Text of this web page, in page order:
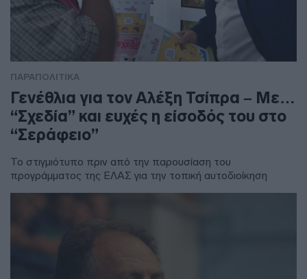
ΠΑΡΑΠΟΛΙΤΙΚΑ
Γενέθλια για τον Αλέξη Τσίπρα – Με…
“Σχεδία” και ευχές η είσοδός του στο
“Σεράφειο”
Το στιγμιότυπο πριν από την παρουσίαση του
προγράμματος της ΕΛΑΣ για την τοπική αυτοδιοίκηση